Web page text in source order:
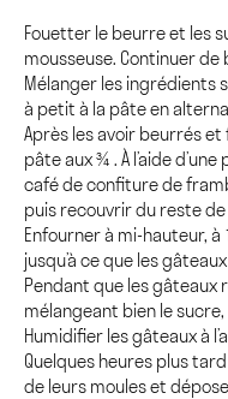
Fouetter le beurre et les
mousseuse. Continuer
Mélanger les ingrédients
à petit à la pâte en
Après les avoir beurrés
pâte aux ¾ . À l’aide
café de confiture de
puis recouvrir du reste
Enfourner à mi-hauteur,
jusqu’à ce que les
Pendant que les
mélangeant bien le sucre,
Humidifier les gâteaux à
Quelques heures plus
de leurs moules et